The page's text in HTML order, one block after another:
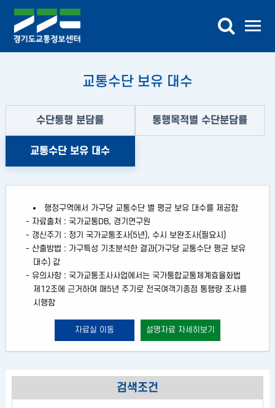
교통수단 보유 대수
수단통행 분담률 통행목적별 수단분담률
교통수단 보유 대수
행정구역에서 가구당 교통수단 별 평균 보유 대수를 제공함
- 자료출처 : 국가교통DB, 경기연구원
- 갱신주기 : 정기 국가교통조사(5년), 수시 보완조사(필요시)
- 산출방법 : 가구특성 기초분석한 결과(가구당 교통수단 평균 보유
대수) 값
- 유의사항 : 국가교통조사사업에서는 국가통합교통체계효율화법
제12조에 근거하여 매5년 주기로 전국여객기종점 통행량 조사를
시행함
자료실 이동 설명자료 자세히보기
검색조건